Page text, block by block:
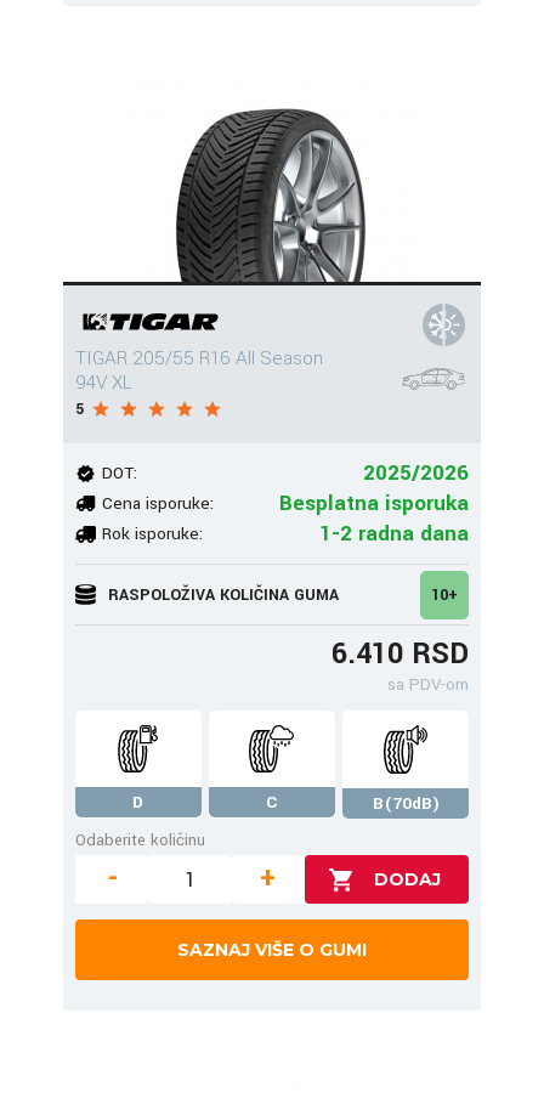
TIGAR 205/55 R16 All Season
94V XL
5
DOT: 2025/2026
Cena isporuke: Besplatna isporuka
Rok isporuke: 1-2 radna dana
RASPOLOŽIVA KOLIČINA GUMA 10+
6.410 RSD
sa PDV-om
D C
B(70dB)
Odaberite količinu
- +
SAZNAJ VIŠE O GUMI